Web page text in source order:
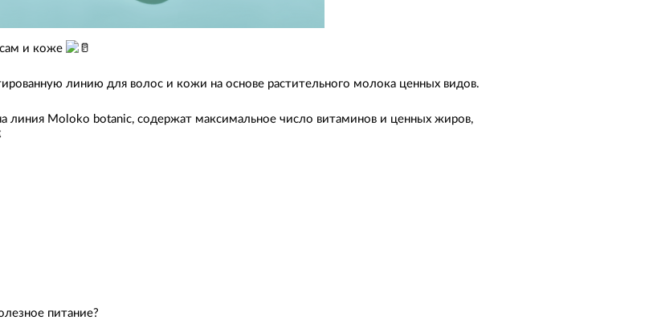
и коже
линию для волос и кожи на основе растительного молока ценных видов.
линия Moloko botanic, содержат максимальное число витаминов и ценных жиров,
питание?